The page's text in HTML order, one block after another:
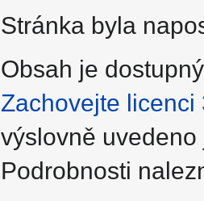
Stránka byla
Obsah je
Zachovejte
výslovně
Podrobnosti